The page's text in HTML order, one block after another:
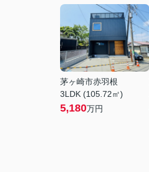
茅ヶ崎市赤羽根
3LDK (105.72㎡)
5,180万円